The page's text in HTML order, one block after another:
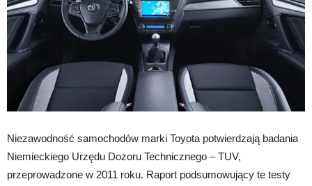
Niezawodność samochodów marki Toyota potwierdzają badania
Niemieckiego Urzędu Dozoru Technicznego – TUV,
przeprowadzone w 2011 roku. Raport podsumowujący te testy